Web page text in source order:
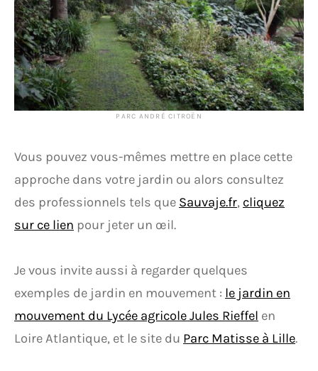
PARC ANDRÉ CITROËN
Vous pouvez vous-mêmes mettre en place cette
approche dans votre jardin ou alors consultez
des professionnels tels que Sauvaje.fr, cliquez
sur ce lien pour jeter un œil.
Je vous invite aussi à regarder quelques
exemples de jardin en mouvement : le jardin en
mouvement du Lycée agricole Jules Rieffel en
Loire Atlantique, et le site du Parc Matisse à Lille.